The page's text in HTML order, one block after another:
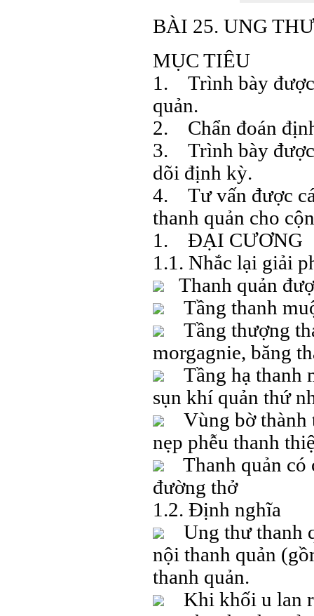
BÀI 25. UNG
MỤC TIÊU
1. Trình bày được
quản.
2. Chẩn đoán
3. Trình bày được
dõi định kỳ.
4. Tư vấn được
thanh quản cho
1. ĐẠI CƯƠNG
1.1. Nhắc lại giải
Thanh quản
Tầng thanh
Tầng thượng
morgagnie, băng
Tầng hạ thanh
sụn khí quản thứ
Vùng bờ thành
nẹp phễu thanh
Thanh quản có
đường thở
1.2. Định nghĩa
Ung thư thanh
nội thanh quản
thanh quản.
Khi khối u lan